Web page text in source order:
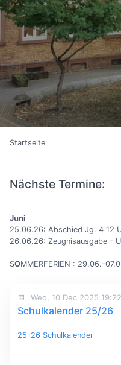
Startseite
Nächste Termine:
Juni
25.06.26: Abschied Jg. 4 12
26.06.26: Zeugnisausgabe -
SOMMERFERIEN : 29.06.-
Wed, 10 Dec 2025
Schulkalender 25/26
25-26 Schulkalender